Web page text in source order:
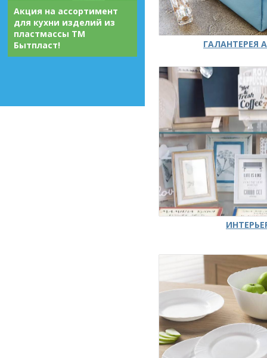
Акция на ассортимент
для кухни изделий из
пластмассы ТМ
Бытпласт!
ГАЛАНТЕРЕЯ